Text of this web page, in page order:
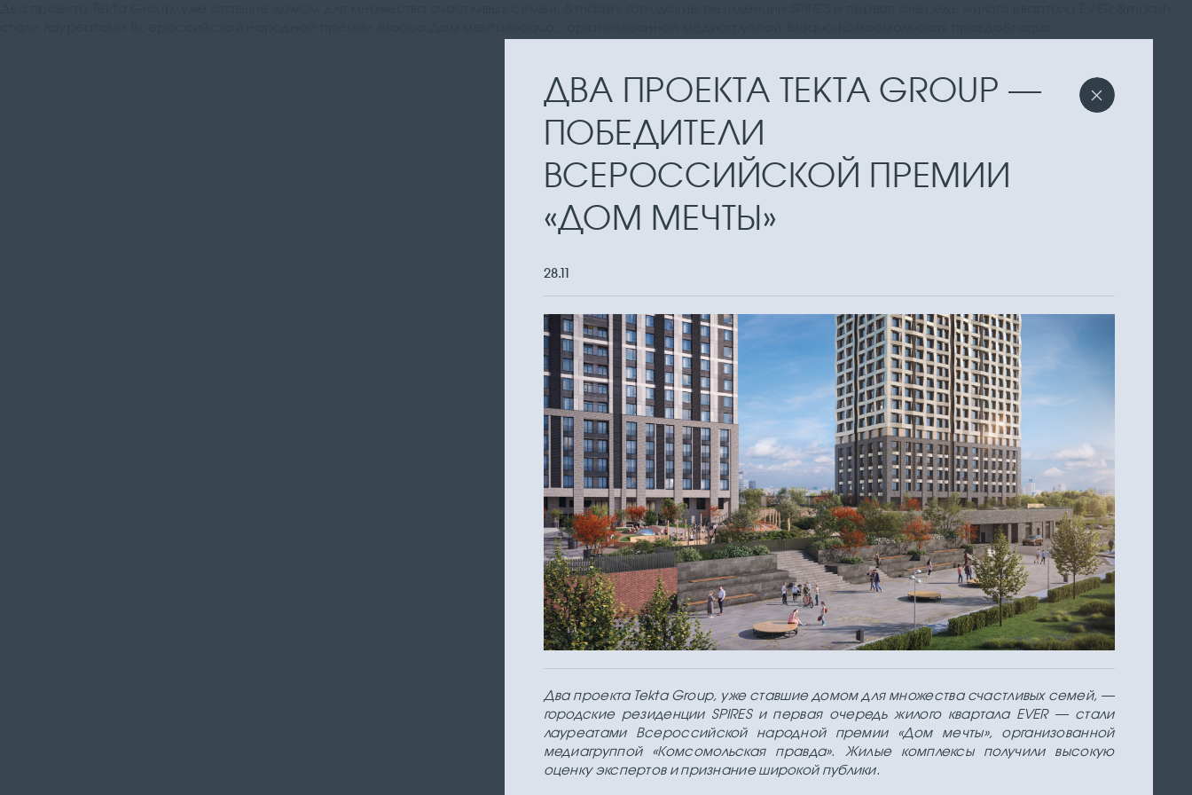
ДВА ПРОЕКТА TEKTA GROUP —
ПОБЕДИТЕЛИ
ВСЕРОССИЙСКОЙ ПРЕМИИ
«ДОМ МЕЧТЫ»
28.11
Два проекта Tekta Group, уже ставшие домом для множества счастливых семей, —
городские резиденции SPIRES и первая очередь жилого квартала EVER — стали
лауреатами Всероссийской народной премии «Дом мечты», организованной
медиагруппой «Комсомольская правда». Жилые комплексы получили высокую
оценку экспертов и признание широкой публики.